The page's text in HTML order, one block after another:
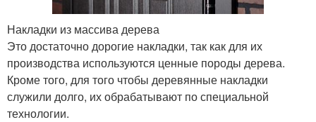
Накладки из массива дерева
Это достаточно дорогие накладки, так как для их
производства используются ценные породы дерева.
Кроме того, для того чтобы деревянные накладки
служили долго, их обрабатывают по специальной
технологии.